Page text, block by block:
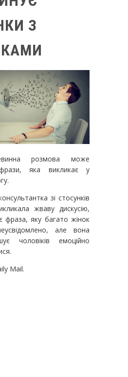
З
розмова може
яка викликає у
зі стосунків
жваву дискусію,
яку багато жінок
але вона
чоловіків емоційно
Mail.